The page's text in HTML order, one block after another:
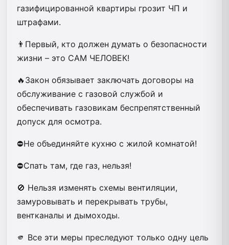
газифицированной квартиры грозит ЧП и
штрафами.
👨Первый, кто должен думать о безопасности
жизни – это САМ ЧЕЛОВЕК!
🔥Закон обязывает заключать договоры на
обслуживание с газовой службой и
обеспечивать газовикам беспрепятственный
допуск для осмотра.
⛔️Не объединяйте кухню с жилой комнатой!
⛔️Спать там, где газ, нельзя!
🚫 Нельзя изменять схемы вентиляции,
замуровывать и перекрывать трубы,
вентканалы и дымоходы.
🫵 Все эти меры преследуют только одну цель